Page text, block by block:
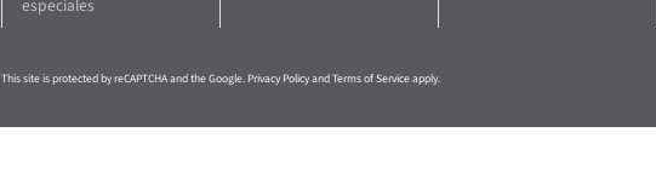
especiales
This site is protected by reCAPTCHA and the Google. Privacy PolicyandTerms of Serviceapply.